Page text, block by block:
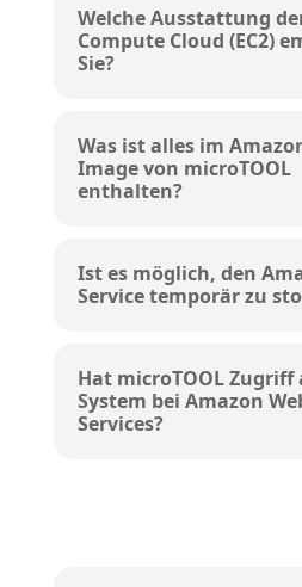
Welche Ausstattung
Compute Cloud (EC2)
Sie?
Was ist alles im
Image von microTOOL
enthalten?
Ist es möglich, den
Service temporär zu
Hat microTOOL Zugriff
System bei Amazon
Services?